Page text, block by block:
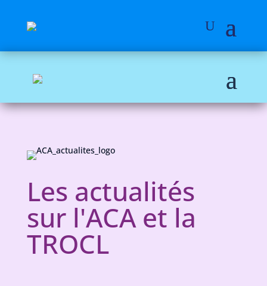
Les actualités
sur l'ACA et la
TROCL